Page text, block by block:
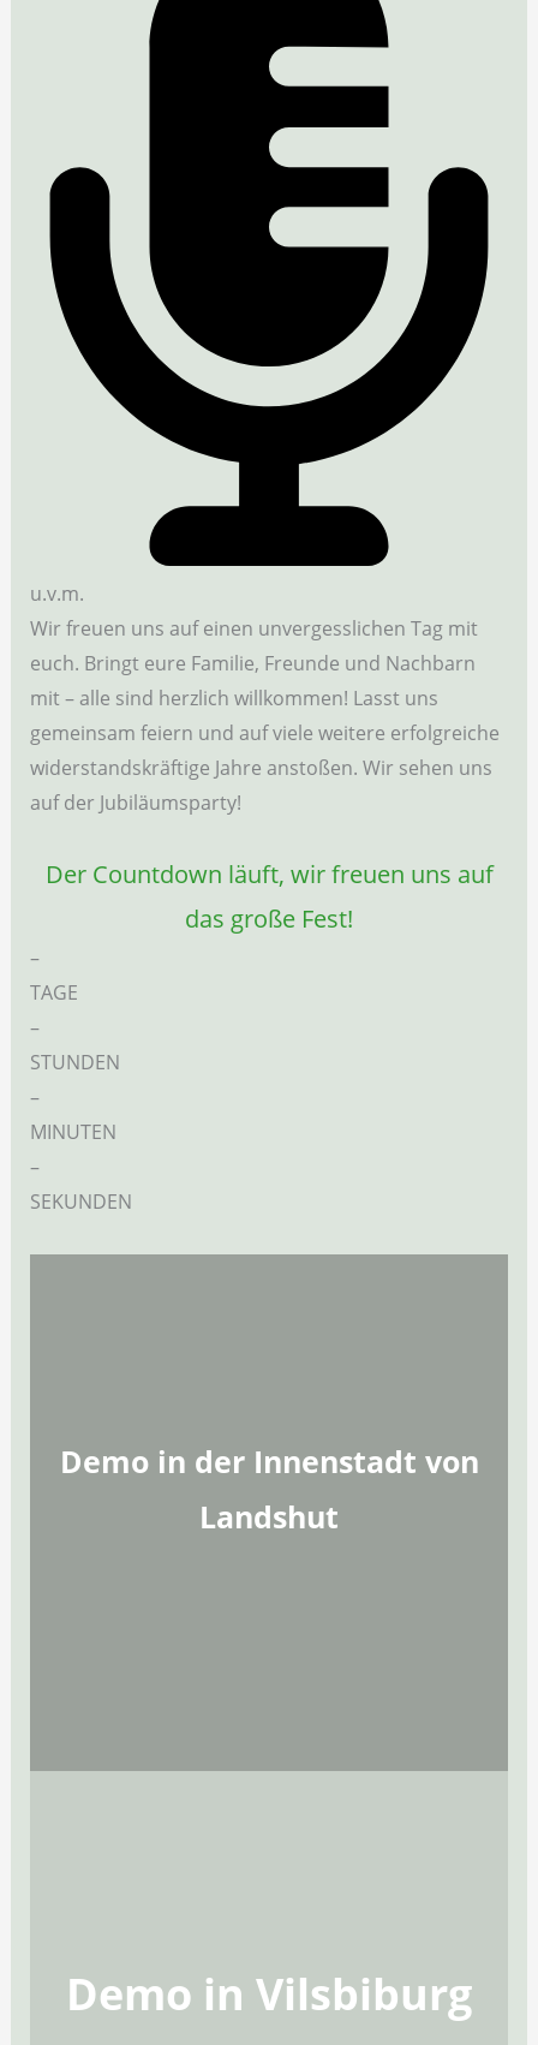
u.v.m.
Wir freuen uns auf einen unvergesslichen Tag mit
euch. Bringt eure Familie, Freunde und Nachbarn
mit – alle sind herzlich willkommen! Lasst uns
gemeinsam feiern und auf viele weitere erfolgreiche
widerstandskräftige Jahre anstoßen. Wir sehen uns
auf der Jubiläumsparty!
Der Countdown läuft, wir freuen uns auf
das große Fest!
–
TAGE
–
STUNDEN
–
MINUTEN
–
SEKUNDEN
Demo in der Innenstadt von
Landshut
Demo in Vilsbiburg